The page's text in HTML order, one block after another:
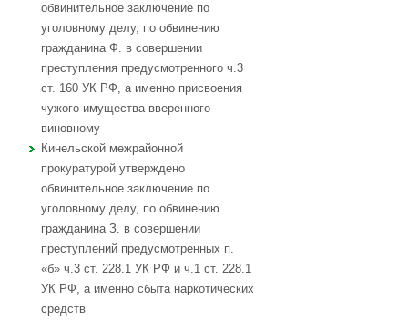
обвинительное заключение по
уголовному делу, по обвинению
гражданина Ф. в совершении
преступления предусмотренного ч.3
ст. 160 УК РФ, а именно присвоения
чужого имущества вверенного
виновному
Кинельской межрайонной
прокуратурой утверждено
обвинительное заключение по
уголовному делу, по обвинению
гражданина З. в совершении
преступлений предусмотренных п.
«б» ч.3 ст. 228.1 УК РФ и ч.1 ст. 228.1
УК РФ, а именно сбыта наркотических
средств